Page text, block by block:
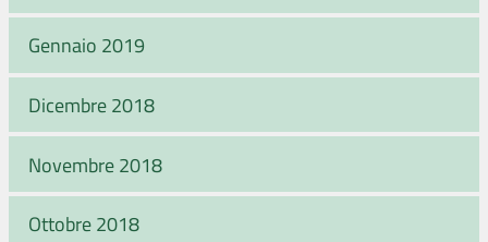
Gennaio 2019
Dicembre 2018
Novembre 2018
Ottobre 2018